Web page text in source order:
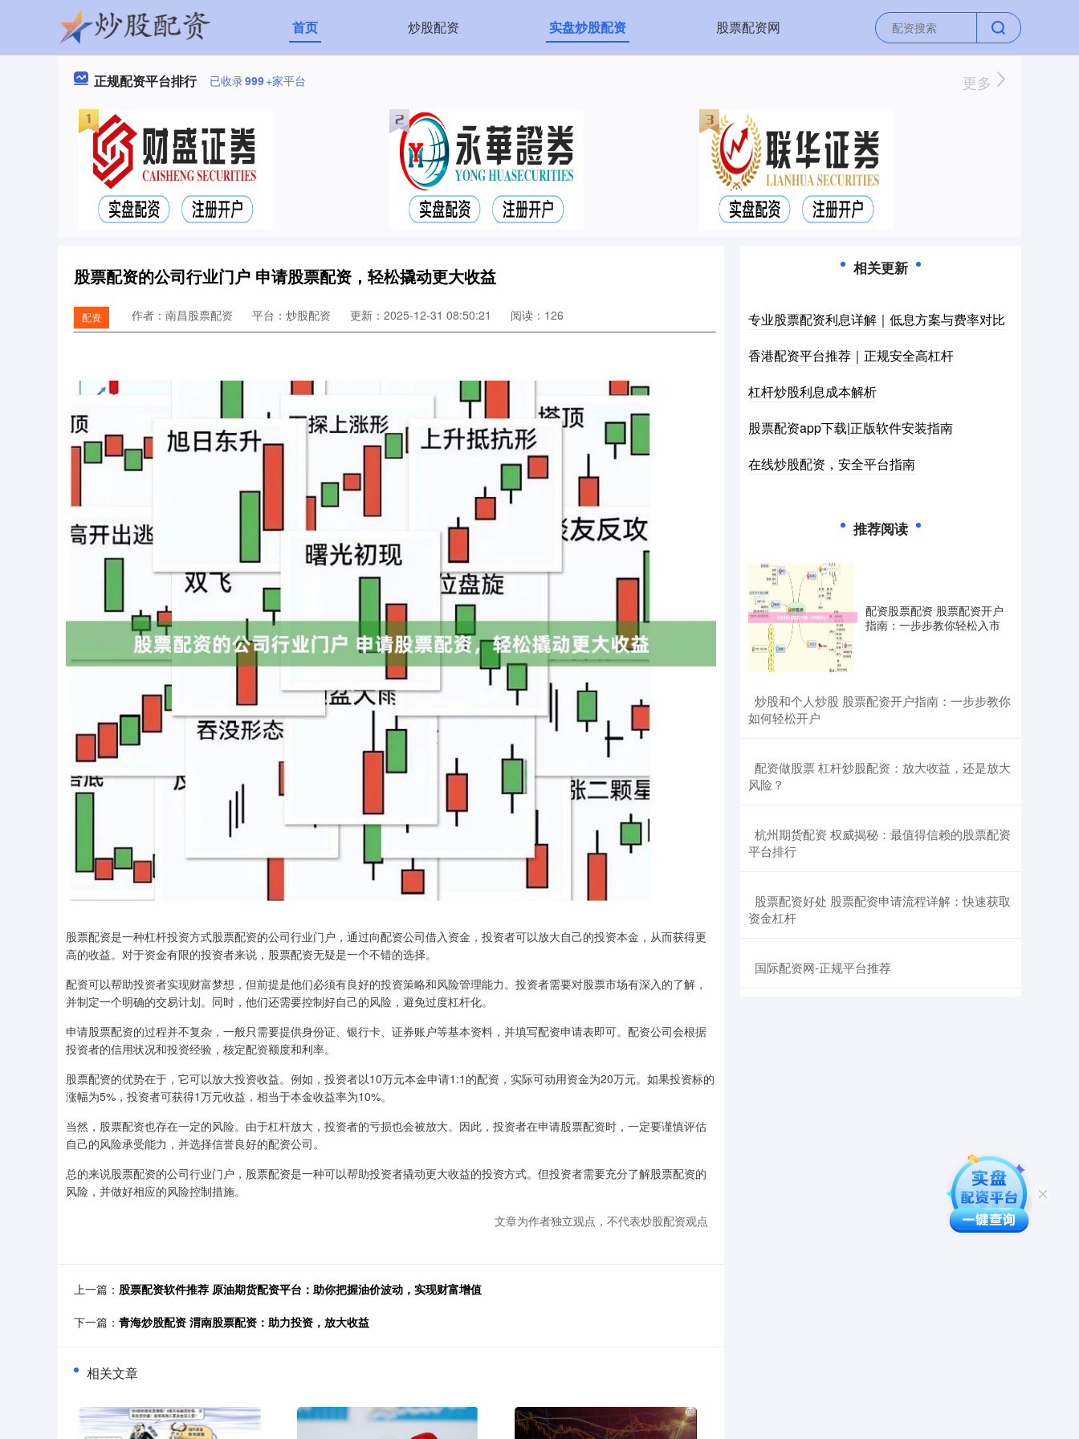
首页 炒股配资 实盘炒股配资 股票配资网
正规配资平台排行 已收录999+家平台 更多
股票配资的公司行业门户 申请股票配资，轻松撬动更大收益
配资 作者：南昌股票配资 平台：炒股配资 更新：2025-12-31 08:50:21 阅读：126
股票配资是一种杠杆投资方式股票配资的公司行业门户，通过向配资公司借入资金，投资者可以放大自己的投资本金，从而获得更
高的收益。对于资金有限的投资者来说，股票配资无疑是一个不错的选择。
配资可以帮助投资者实现财富梦想，但前提是他们必须有良好的投资策略和风险管理能力。投资者需要对股票市场有深入的了解，
并制定一个明确的交易计划。同时，他们还需要控制好自己的风险，避免过度杠杆化。
申请股票配资的过程并不复杂，一般只需要提供身份证、银行卡、证券账户等基本资料，并填写配资申请表即可。配资公司会根据
投资者的信用状况和投资经验，核定配资额度和利率。
股票配资的优势在于，它可以放大投资收益。例如，投资者以10万元本金申请1:1的配资，实际可动用资金为20万元。如果投资标的
涨幅为5%，投资者可获得1万元收益，相当于本金收益率为10%。
当然，股票配资也存在一定的风险。由于杠杆放大，投资者的亏损也会被放大。因此，投资者在申请股票配资时，一定要谨慎评估
自己的风险承受能力，并选择信誉良好的配资公司。
总的来说股票配资的公司行业门户，股票配资是一种可以帮助投资者撬动更大收益的投资方式。但投资者需要充分了解股票配资的
风险，并做好相应的风险控制措施。
文章为作者独立观点，不代表炒股配资观点
上一篇： 股票配资软件推荐 原油期货配资平台：助你把握油价波动，实现财富增值
下一篇： 青海炒股配资 渭南股票配资：助力投资，放大收益
相关文章
相关更新
专业股票配资利息详解｜低息方案与费率对比
香港配资平台推荐｜正规安全高杠杆
杠杆炒股利息成本解析
股票配资app下载|正版软件安装指南
在线炒股配资，安全平台指南
推荐阅读
配资股票配资 股票配资开户
指南：一步步教你轻松入市
​炒股和个人炒股 股票配资开户指南：一步步教你
如何轻松开户
​配资做股票 杠杆炒股配资：放大收益，还是放大
风险？
​杭州期货配资 权威揭秘：最值得信赖的股票配资
平台排行
​股票配资好处 股票配资申请流程详解：快速获取
资金杠杆
​国际配资网-正规平台推荐